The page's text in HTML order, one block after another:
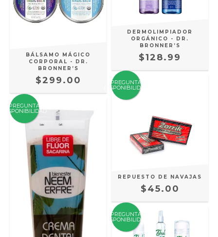
DERMOLIMPIADOR
ORGÁNICO - DR.
BRONNER’S
$128.99
BÁLSAMO MÁGICO
CORPORAL - DR.
BRONNER’S
$299.00 PREGUNTA
DISPONIBILIDAD
REPUESTO DE NAVAJAS
$45.00
PREGUNTA
DISPONIBILIDAD
PREGUNTA
DISPONIBILIDAD